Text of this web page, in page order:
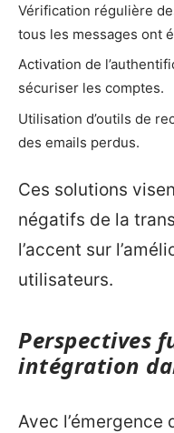
Vérification régulière
tous les messages ont
Activation de
sécuriser les comptes.
Utilisation d’outils de
des emails perdus.
Ces solutions
négatifs de la
l’accent sur
utilisateurs.
Perspectives
intégration
Avec l’émergence